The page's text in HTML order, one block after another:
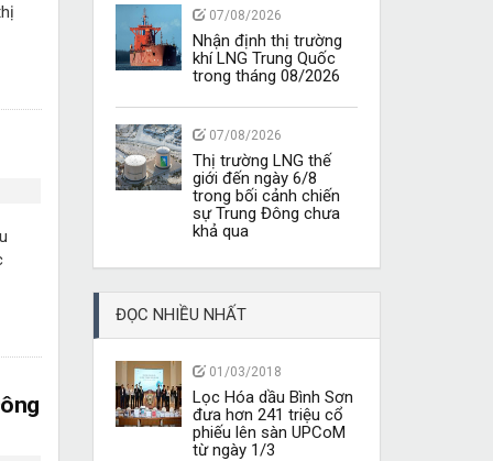
07/08/2026
Nhận định thị trường
khí LNG Trung Quốc
trong tháng 08/2026
07/08/2026
Thị trường LNG thế
giới đến ngày 6/8
trong bối cảnh chiến
sự Trung Đông chưa
khả qua
ĐỌC NHIỀU NHẤT
01/03/2018
Lọc Hóa dầu Bình Sơn
đưa hơn 241 triệu cổ
phiếu lên sàn UPCoM
từ ngày 1/3